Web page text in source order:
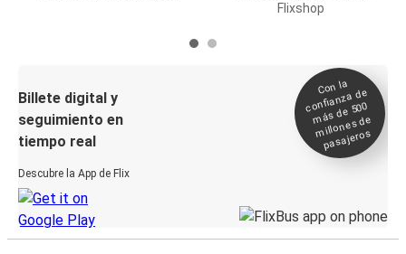
Flixshop
Billete digital y
seguimiento en
tiempo real
Descubre la App de Flix
Con la
confianza de
más de 500
millones de
pasajeros